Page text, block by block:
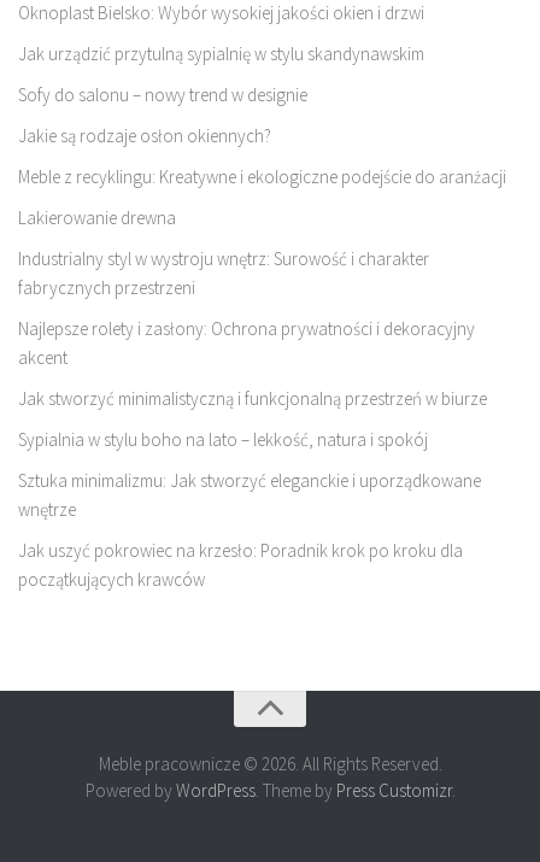
Oknoplast Bielsko: Wybór wysokiej jakości okien i drzwi
Jak urządzić przytulną sypialnię w stylu skandynawskim
Sofy do salonu – nowy trend w designie
Jakie są rodzaje osłon okiennych?
Meble z recyklingu: Kreatywne i ekologiczne podejście do aranżacji
Lakierowanie drewna
Industrialny styl w wystroju wnętrz: Surowość i charakter
fabrycznych przestrzeni
Najlepsze rolety i zasłony: Ochrona prywatności i dekoracyjny
akcent
Jak stworzyć minimalistyczną i funkcjonalną przestrzeń w biurze
Sypialnia w stylu boho na lato – lekkość, natura i spokój
Sztuka minimalizmu: Jak stworzyć eleganckie i uporządkowane
wnętrze
Jak uszyć pokrowiec na krzesło: Poradnik krok po kroku dla
początkujących krawców
Meble pracownicze © 2026. All Rights Reserved.
Powered by WordPress. Theme by Press Customizr.